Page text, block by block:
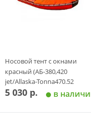
Носовой тент с окнами
красный (АБ-380,420
jet/Allaska-Tonna470.52
(фальшборт))
5 030 р. в